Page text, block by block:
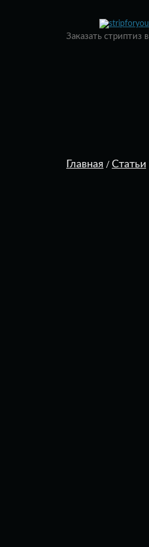
Заказать стриптиз
Главная / Статьи